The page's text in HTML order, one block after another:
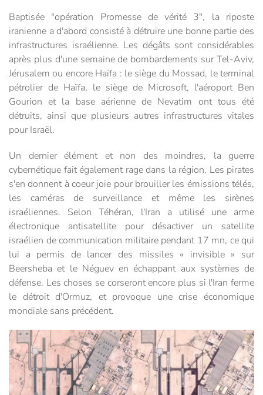
Baptisée "opération Promesse de vérité 3", la riposte
iranienne a d'abord consisté à détruire une bonne partie des
infrastructures israélienne. Les dégâts sont considérables
après plus d'une semaine de bombardements sur Tel-Aviv,
Jérusalem ou encore Haïfa : le siège du Mossad, le terminal
pétrolier de Haïfa, le siège de Microsoft, l'aéroport Ben
Gourion et la base aérienne de Nevatim ont tous été
détruits, ainsi que plusieurs autres infrastructures vitales
pour Israël.
Un dernier élément et non des moindres, la guerre
cybernétique fait également rage dans la région. Les pirates
s'en donnent à coeur joie pour brouiller les émissions télés,
les caméras de surveillance et même les sirènes
israéliennes. Selon Téhéran, l'Iran a utilisé une arme
électronique antisatellite pour désactiver un satellite
israélien de communication militaire pendant 17 mn, ce qui
lui a permis de lancer des missiles « invisible » sur
Beersheba et le Néguev en échappant aux systèmes de
défense. Les choses se corseront encore plus si l'Iran ferme
le détroit d'Ormuz, et provoque une crise économique
mondiale sans précédent.